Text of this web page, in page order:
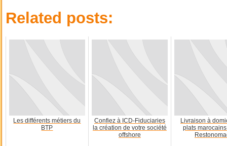
Related posts:
Les différents métiers du
BTP
Confiez à ICD-Fiduciaries
la création de votre société
offshore
Livraison à
plats